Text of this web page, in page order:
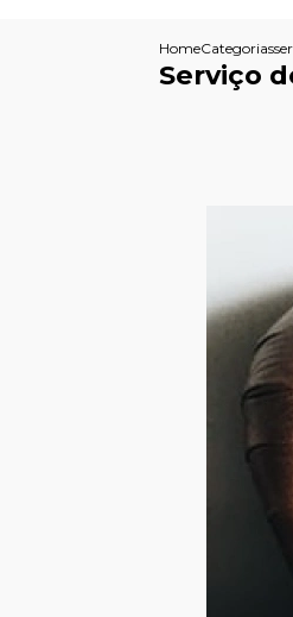
HomeCategorias
Serviço